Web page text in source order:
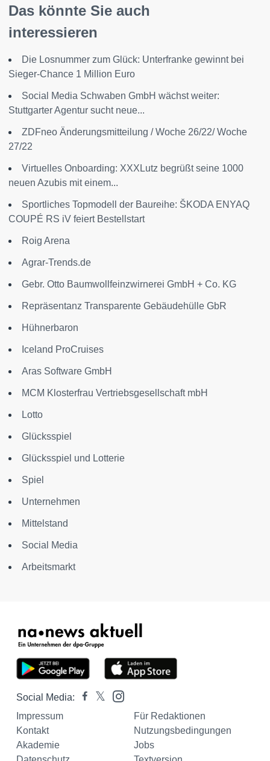
Das könnte Sie auch
interessieren
Die Losnummer zum Glück: Unterfranke gewinnt bei
Sieger-Chance 1 Million Euro
Social Media Schwaben GmbH wächst weiter:
Stuttgarter Agentur sucht neue...
ZDFneo Änderungsmitteilung / Woche 26/22/ Woche
27/22
Virtuelles Onboarding: XXXLutz begrüßt seine 1000
neuen Azubis mit einem...
Sportliches Topmodell der Baureihe: ŠKODA ENYAQ
COUPÉ RS iV feiert Bestellstart
Roig Arena
Agrar-Trends.de
Gebr. Otto Baumwollfeinzwirnerei GmbH + Co. KG
Repräsentanz Transparente Gebäudehülle GbR
Hühnerbaron
Iceland ProCruises
Aras Software GmbH
MCM Klosterfrau Vertriebsgesellschaft mbH
Lotto
Glücksspiel
Glücksspiel und Lotterie
Spiel
Unternehmen
Mittelstand
Social Media
Arbeitsmarkt
Social Media:
Impressum
Für Redaktionen
Kontakt
Nutzungsbedingungen
Akademie
Jobs